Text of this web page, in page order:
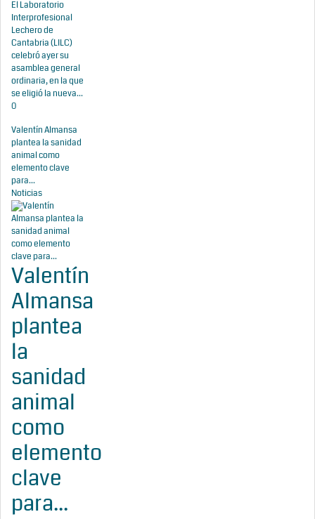
El Laboratorio
Interprofesional
Lechero de
Cantabria (LILC)
celebró ayer su
asamblea general
ordinaria, en la que
se eligió la nueva...
0
Valentín Almansa
plantea la sanidad
animal como
elemento clave
para...
Noticias
Valentín
Almansa
plantea
la
sanidad
animal
como
elemento
clave
para...